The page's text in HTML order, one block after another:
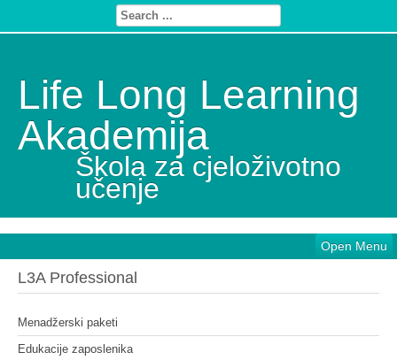
Life Long Learning
Akademija
Škola za cjeloživotno
učenje
Open Menu
L3A Professional
Menadžerski paketi
Edukacije zaposlenika